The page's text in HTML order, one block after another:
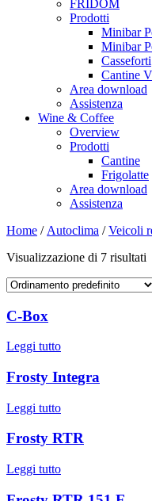
FRIDOM
Prodotti
Minibar
Minibar
Casseforti
Cantine
Area download
Assistenza
Wine & Coffee
Overview
Prodotti
Cantine
Frigolatte
Area download
Assistenza
Home / Autoclima /Veicoli
Visualizzazione di 7 risultati
C-Box
Leggi tutto
Frosty Integra
Leggi tutto
Frosty RTR
Leggi tutto